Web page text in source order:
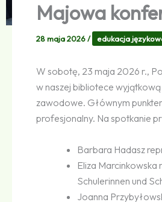
Majowa
28 maja 2026/ edukacja
W sobotę, 23 maja 2026 r.,
w naszej bibliotece
zawodowe. Głównym
profesjonalny. Na spotkanie
Barbara Hadasz
Eliza
Schulerinnen und
Joanna